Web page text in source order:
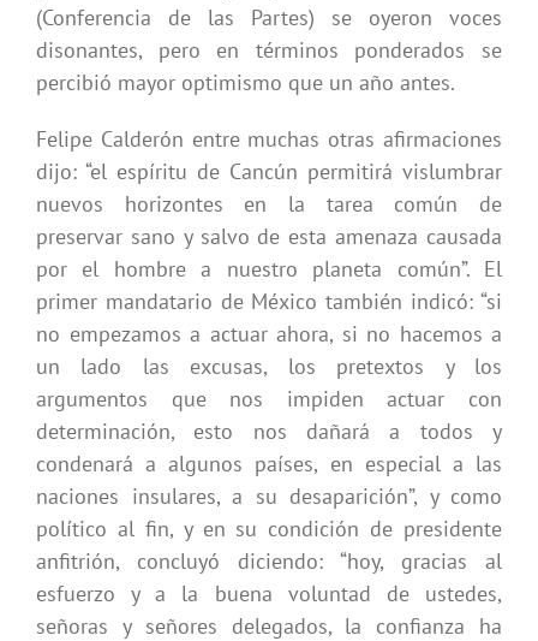
(Conferencia de las Partes) se oyeron voces
disonantes, pero en términos ponderados se
percibió mayor optimismo que un año antes.
Felipe Calderón entre muchas otras afirmaciones
dijo: “el espíritu de Cancún permitirá vislumbrar
nuevos horizontes en la tarea común de
preservar sano y salvo de esta amenaza causada
por el hombre a nuestro planeta común”. El
primer mandatario de México también indicó: “si
no empezamos a actuar ahora, si no hacemos a
un lado las excusas, los pretextos y los
argumentos que nos impiden actuar con
determinación, esto nos dañará a todos y
condenará a algunos países, en especial a las
naciones insulares, a su desaparición”, y como
político al fin, y en su condición de presidente
anfitrión, concluyó diciendo: “hoy, gracias al
esfuerzo y a la buena voluntad de ustedes,
señoras y señores delegados, la confianza ha